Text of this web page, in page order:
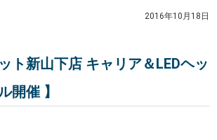
2016年10月18日
ト新山下店 キャリア＆LEDヘッ
開催 】